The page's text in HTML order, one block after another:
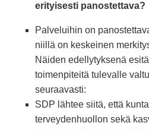
erityisesti panostettava?
Palveluihin on
niillä on keskeinen
Näiden edellytyksenä
toimenpiteitä tulevalle
seuraavasti:
SDP lähtee siitä, että
terveydenhuollon sekä